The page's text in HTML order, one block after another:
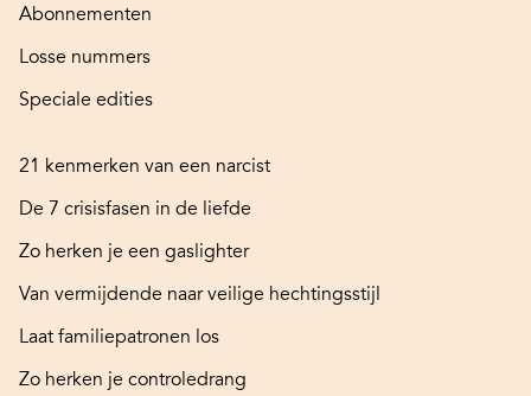
Abonnementen
Losse nummers
Speciale edities
21 kenmerken van een narcist
De 7 crisisfasen in de liefde
Zo herken je een gaslighter
Van vermijdende naar veilige hechtingsstijl
Laat familiepatronen los
Zo herken je controledrang